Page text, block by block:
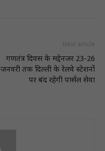
Next article
गणतंत्र दिवस के मद्देनजर 23-26
जनवरी तक दिल्ली के रेलवे स्टेशनों
पर बंद रहेगी पार्सल सेवा